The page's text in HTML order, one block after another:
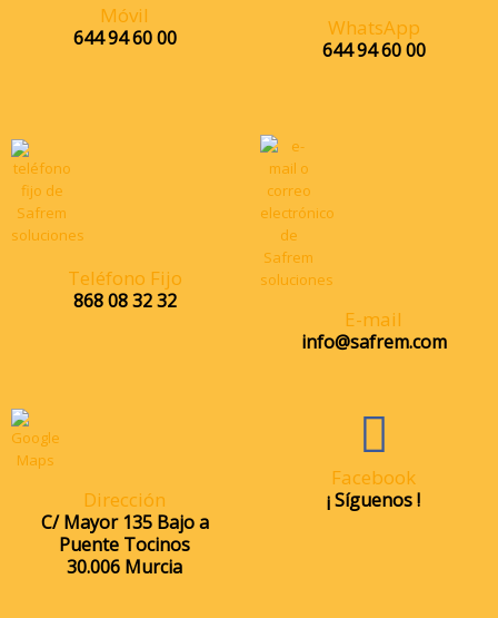
Móvil
644 94 60 00 WhatsApp
644 94 60 00
Teléfono Fijo
868 08 32 32
E-mail
info@safrem.com
Dirección
C/ Mayor 135 Bajo a
Puente Tocinos
30.006 Murcia
Facebook
¡ Síguenos !